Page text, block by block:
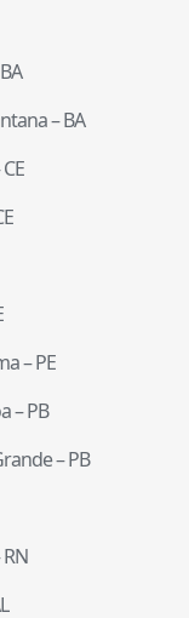
BA
–BA
CE
–PE
–PB
–PB
RN